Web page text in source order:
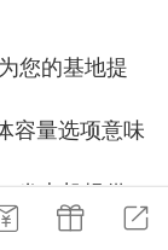
您的基地提
容量选项意味
发电机提供
模型的有益